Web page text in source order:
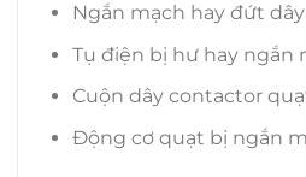
Ngắn mạch hay đứt dây
Tụ điện bị hư hay ngắn
Cuộn dây contactor
Động cơ quạt bị ngắn